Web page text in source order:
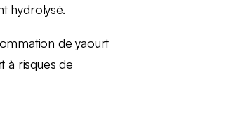
hydrolysé.
de yaourt
à risques de